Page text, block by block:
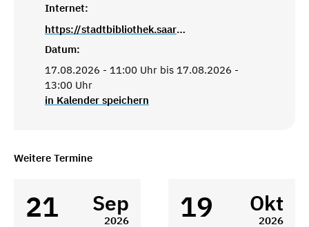
Internet:
https://stadtbibliothek.saarbruecken.de/standorte/kultur_und_lesetreffs/kultur_und_lesetreff_dudweiler
Datum:
17.08.2026 - 11:00 Uhr bis 17.08.2026 -
13:00 Uhr
in Kalender speichern
Weitere Termine
21 Sep
2026
19 Okt
2026